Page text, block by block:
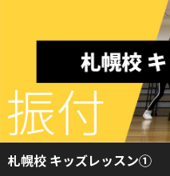
札幌校 キッズレッスン①